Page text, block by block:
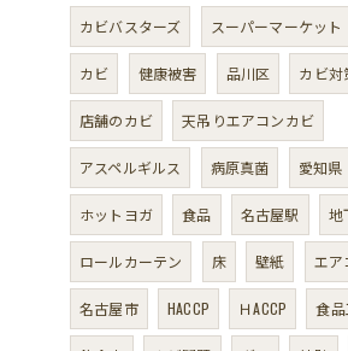
カビバスターズ スーパーマーケット
カビ 健康被害 品川区 カビ対
店舗のカビ 天吊りエアコンカビ
アスペルギルス 病原真菌 愛知県
ホットヨガ 食品 名古屋駅 地
ロールカーテン 床 壁紙 エア
名古屋市 HACCP ＨACCP 食